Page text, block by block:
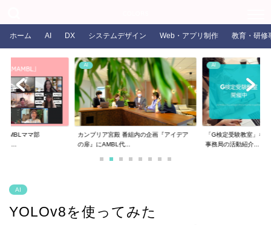
ホーム AI DX システムデザイン Web・アプリ制作 教育・研修
AMBLママ部
AI
カンブリア宮殿 番組内の企画『アイデア
の扉』にAMBL代...
AI
「G検定受験教室」を
事務局の活動紹介...
AI
YOLOv8を使ってみた